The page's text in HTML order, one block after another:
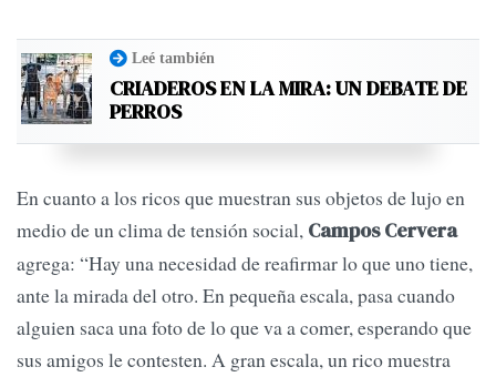
Leé también
CRIADEROS EN LA MIRA: UN DEBATE DE
PERROS
En cuanto a los ricos que muestran sus objetos de lujo en
medio de un clima de tensión social, Campos Cervera
agrega: “Hay una necesidad de reafirmar lo que uno tiene,
ante la mirada del otro. En pequeña escala, pasa cuando
alguien saca una foto de lo que va a comer, esperando que
sus amigos le contesten. A gran escala, un rico muestra